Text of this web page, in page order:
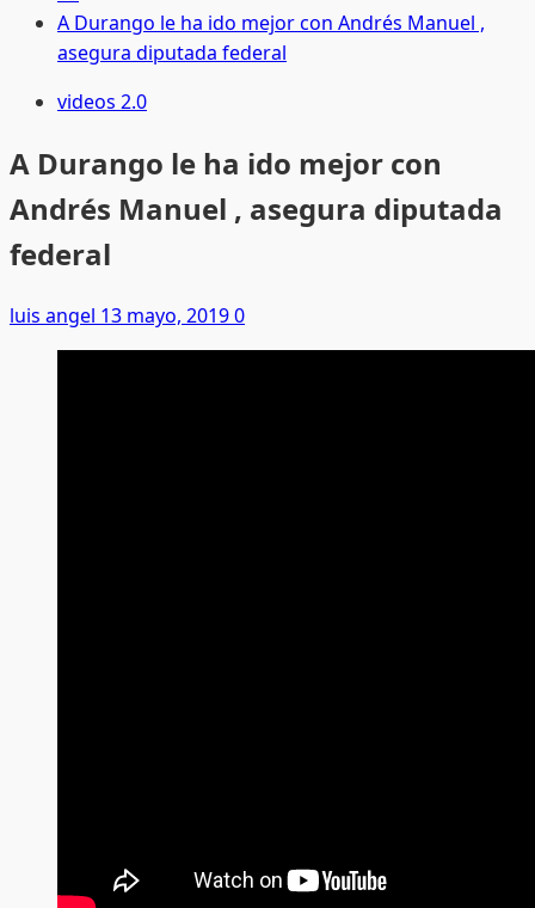
A Durango le ha ido mejor con Andrés Manuel ,
asegura diputada federal
videos 2.0
A Durango le ha ido mejor con
Andrés Manuel , asegura diputada
federal
luis angel 13 mayo, 20190